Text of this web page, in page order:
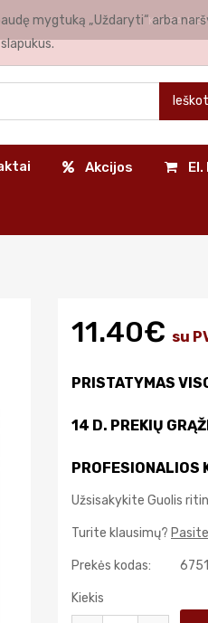
KALBA
Akcijos
11.40€ su
PRISTATYMAS
14 D. PREKIŲ
PROFESIONALIOS
Užsisakykite Guolis
Turite klausimų?
Prekės kodas:
Kiekis
mygtuką „Uždaryti“ arba